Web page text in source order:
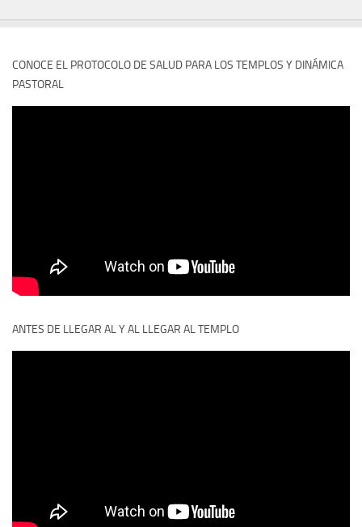
CONOCE EL PROTOCOLO DE SALUD PARA LOS TEMPLOS Y DINÁMICA
PASTORAL
ANTES DE LLEGAR AL Y AL LLEGAR AL TEMPLO